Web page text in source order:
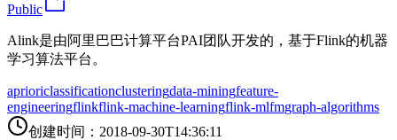
Public
Alink是由阿里巴巴计算平台PAI团队开发的，基于Flink的机器
学习算法平台。
aprioriclassificationclusteringdata-miningfeature-
engineeringflinkflink-machine-learningflink-mlfmgraph-algorithms
创建时间 ： 2018-09-30T14:36:11